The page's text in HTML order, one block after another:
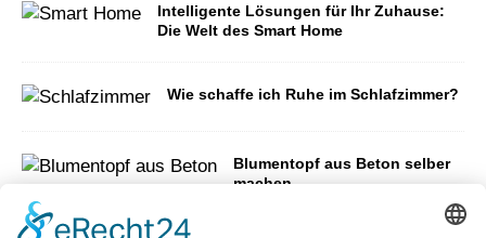
Intelligente Lösungen für Ihr Zuhause:
Die Welt des Smart Home
Wie schaffe ich Ruhe im Schlafzimmer?
Blumentopf aus Beton selber
machen